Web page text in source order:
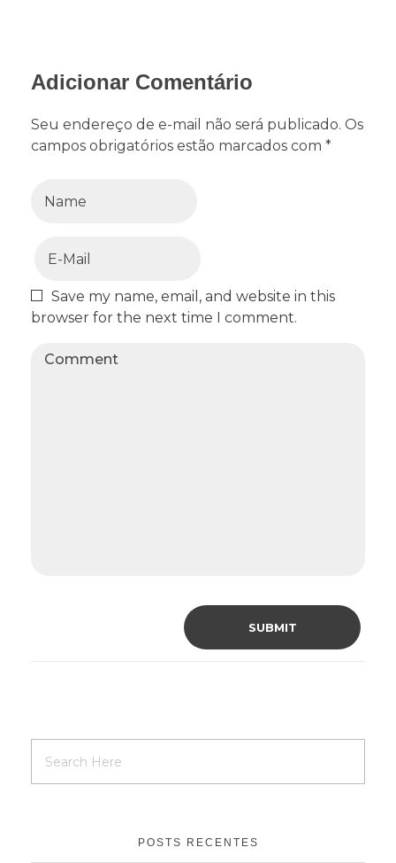
Adicionar Comentário
Seu endereço de e-mail não será publicado. Os
campos obrigatórios estão marcados com *
Save my name, email, and website in this
browser for the next time I comment.
POSTS RECENTES